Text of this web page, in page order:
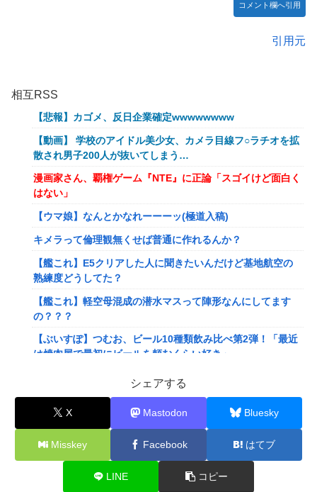
コメント欄へ引用
引用元
相互RSS
【悲報】カゴメ、反日企業確定wwwwwwww
【動画】 学校のアイドル美少女、カメラ目線フ○ラチオを拡
散され男子200人が抜いてしまう…
漫画家さん、覇権ゲーム『NTE』に正論「スゴイけど面白く
はない」
【ウマ娘】なんとかなれーーーッ(極道入稿)
キメラって倫理観無くせば普通に作れるんか？
【艦これ】E5クリアした人に聞きたいんだけど基地航空の
熟練度どうしてた？
【艦これ】軽空母混成の潜水マスって陣形なんにしてます
の？？？
【ぶいすぽ】つむお、ビール10種類飲み比べ第2弾！「最近
は焼肉屋で最初にビールを頼むくらい好き」
【にじさんじ】Twitterはもうないよ
【ホロライブ】これはこれでちょっと裏来いよに見える
トミームと化すｗｗｗｗ
【悲報】Mrs. GREEN APPLE、マジで逝くwwwwww
【画像】旅人女子「夜景を撮りたかっただけなのに、故郷の
シェアする
X Mastodon Bluesky
Misskey Facebook はてブ
LINE コピー